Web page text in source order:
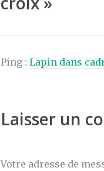
k
Ping : Lapin dans
Laisser un
Votre adresse de